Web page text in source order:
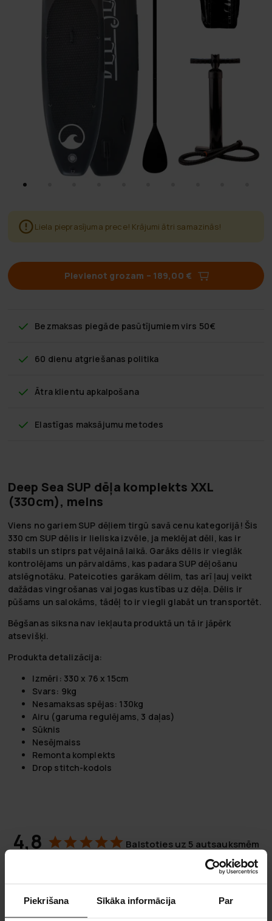
Piekrišana Sīkāka informācija Par
Liela pieprasījuma prece! Krājumi ātri samazinās!
Pievienot grozam – 189,00 €
Bezmaksas piegāde pasūtījumiem virs 50€
60 dienu atgriešanas politika
Ātra klientu apkalpošana
Elastīgas maksājumu metodes
Deep Sea SUP dēļa komplekts XXL
(330cm), melns
Viens no gariem SUP dēļiem tirgū savā cenu kategorijā! Šis
330 cm SUP dēlis ir lieliska izvēle, ja meklējat dēli, kas ir
stabils un stiprs pat vējainā laikā. Garāks dēlis ir vieglāk
kontrolējams un pārvaldāms, kas padara SUP dēļošanu
atslēgnotāku. Pateicoties garākam dēlim, tas arī ļauj veikt
dažādas vingrošanas vai jogas kustības uz dēļa. Dēlis ir
pūšams un salokāms, tādēļ to ir viegli glabāt un transportēt.
Bēgšanas siksna nav iekļauta produktā un tā ir jāpērk
atsevišķi.
Produkta detalizācija:
Izmēri: 330 x 76 x 15cm
Svars: 9kg
Nesamaksas spējas: 130kg
Airu (garuma regulējams, 3 daļas)
Sūknis
Nesējmaiss
Remonta komplekts
Drop stitch-kodols
4,8 Balstoties uz 5 autsauksmēm